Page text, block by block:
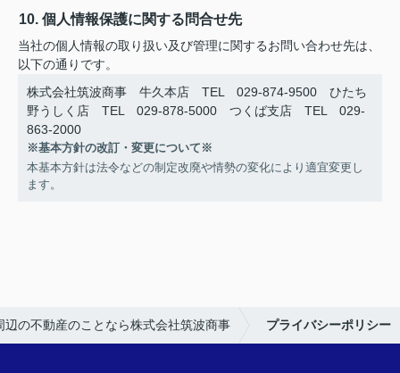
10. 個人情報保護に関する問合せ先
当社の個人情報の取り扱い及び管理に関するお問い合わせ先は、
以下の通りです。
株式会社筑波商事 牛久本店 TEL 029-874-9500 ひたち
野うしく店 TEL 029-878-5000 つくば支店 TEL 029-
863-2000
※基本方針の改訂・変更について※
本基本方針は法令などの制定改廃や情勢の変化により適宜変更し
ます。
辺の不動産のことなら株式会社筑波商事 プライバシーポリシー